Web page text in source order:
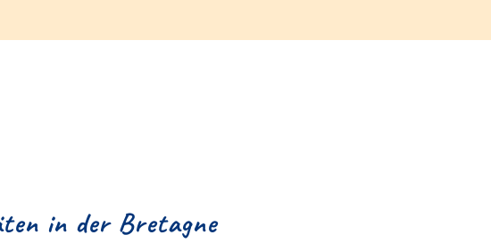
in der Bretagne